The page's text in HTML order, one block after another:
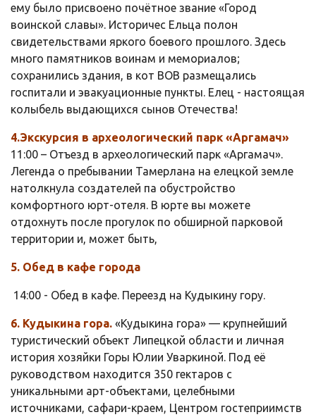
ему было присвоено почётное звание «Город
воинской славы». Историчес Ельца полон
свидетельствами яркого боевого прошлого. Здесь
много памятников воинам и мемориалов;
сохранились здания, в кот ВОВ размещались
госпитали и эвакуационные пункты. Елец - настоящая
колыбель выдающихся сынов Отечества!
4.Экскурсия в археологический парк «Аргамач»
11:00 – Отъезд в археологический парк «Аргамач».
Легенда о пребывании Тамерлана на елецкой земле
натолкнула создателей па обустройство
комфортного юрт-отеля. В юрте вы можете
отдохнуть после прогулок по обширной парковой
территории и, может быть,
5. Обед в кафе города
14:00 - Обед в кафе. Переезд на Кудыкину гору.
6. Кудыкина гора. «Кудыкина гора» — крупнейший
туристический объект Липецкой области и личная
история хозяйки Горы Юлии Уваркиной. Под её
руководством находится 350 гектаров с
уникальными арт-объектами, целебными
источниками, сафари-краем, Центром гостеприимств